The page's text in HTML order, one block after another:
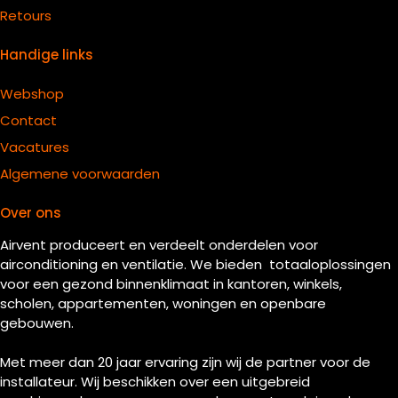
Retours
Handige links
Webshop
Contact
Vacatures
Algemene voorwaarden
Over ons
Airvent produceert en verdeelt onderdelen voor
airconditioning en ventilatie. We bieden totaaloplossingen
voor een gezond binnenklimaat in kantoren, winkels,
scholen, appartementen, woningen en openbare
gebouwen.
Met meer dan 20 jaar ervaring zijn wij de partner voor de
installateur. Wij beschikken over een uitgebreid